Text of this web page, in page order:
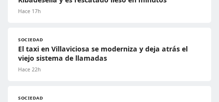
Hace 17h
SOCIEDAD
El taxi en Villaviciosa se moderniza y deja atrás el
viejo sistema de llamadas
Hace 22h
SOCIEDAD